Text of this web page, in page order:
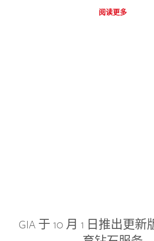
阅读更多
GIA 于 10 月 1 日推出更